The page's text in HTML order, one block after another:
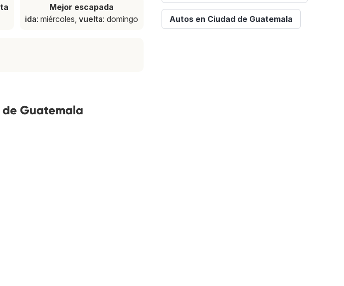
Mejor escapada
ida: miércoles,vuelta: domingo
Guatemala
Autos en Ciudad de Guatemala